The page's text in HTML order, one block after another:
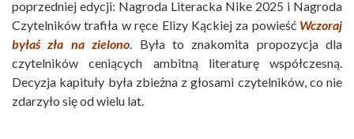
poprzedniej edycji: Nagroda Literacka Nike 2025 i Nagroda
Czytelników trafiła w ręce Elizy Kąckiej za powieść Wczoraj
byłaś zła na zielono. Była to znakomita propozycja dla
czytelników ceniących ambitną literaturę współczesną.
Decyzja kapituły była zbieżna z głosami czytelników, co nie
zdarzyło się od wielu lat.